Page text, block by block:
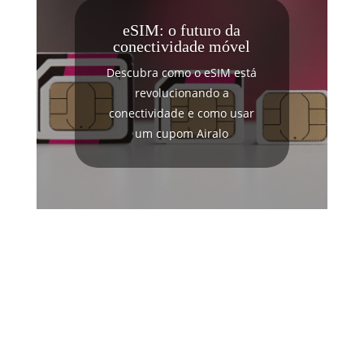
eSIM: o futuro da
conectividade móvel
Descubra como o eSIM está
revolucionando a
conectividade e como usar
um cupom Airalo